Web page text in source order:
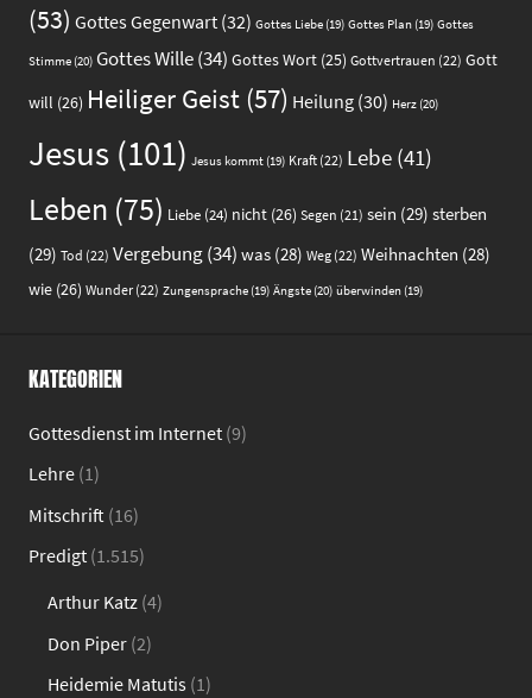
(53) Gottes Gegenwart (32) Gottes Liebe (19) Gottes Plan (19) Gottes
Stimme (20) Gottes Wille(34) Gottes Wort (25) Gottvertrauen (22) Gott
will (26) Heiliger Geist (57) Heilung (30) Herz (20)
Jesus (101) Jesus kommt (19) Kraft (22) Lebe (41)
Leben (75) Liebe (24) nicht (26) Segen (21) sein (29) sterben
(29) Tod (22) Vergebung(34) was (28) Weg (22) Weihnachten (28)
wie (26) Wunder (22) Zungensprache (19) Ängste (20) überwinden (19)
KATEGORIEN
Gottesdienst im Internet (9)
Lehre (1)
Mitschrift (16)
Predigt (1.515)
Arthur Katz (4)
Don Piper (2)
Heidemie Matutis (1)